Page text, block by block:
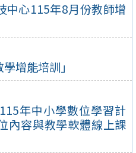
中心115年8月份教師增
增能培訓」
年中小學數位學習計
內容與教學軟體線上課